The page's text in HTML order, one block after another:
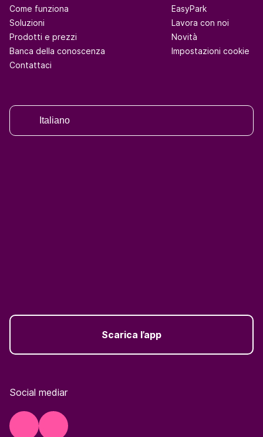
Come funziona
Soluzioni
Prodotti e prezzi
Banca della conoscenza
Contattaci
EasyPark
Lavora con noi
Novità
Impostazioni cookie
Italiano
Scarica l’app
Social mediar